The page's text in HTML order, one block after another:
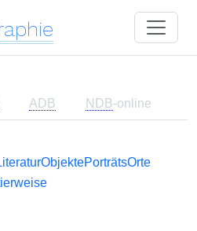
ADB NDB-online
ObjektePorträtsOrte